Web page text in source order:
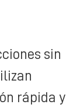
sin
rápida y